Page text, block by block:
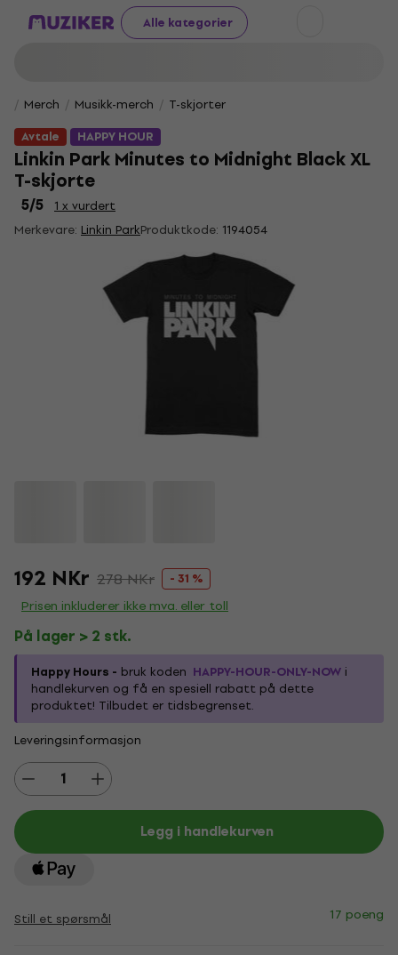
Alle kategorier
Merch Musikk-merch
T-skjorter
HAPPY HOUR
Avtale
Linkin Park Minutes to Midnight Black XL
T-skjorte
5/5
1 x vurdert
Merkevare: Linkin ParkProduktkode: 1194054
192 NKr 278 NKr - 31 %
Prisen inkluderer ikke mva. eller toll
På lager > 2 stk.
Happy Hours - bruk koden HAPPY-HOUR-ONLY-NOW i
handlekurven og få en spesiell rabatt på dette
produktet! Tilbudet er tidsbegrenset.
Leveringsinformasjon
Legg i handlekurven
Still et spørsmål 17 poeng